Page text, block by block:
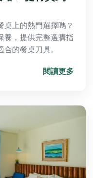
桌上的熱門選擇嗎？
養，提供完整選購指
的餐桌刀具。
閱讀更多